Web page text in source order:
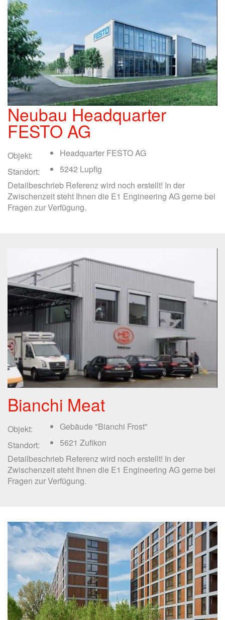
Neubau Headquarter
FESTO AG
Objekt:
Headquarter FESTO AG
Standort:
5242 Lupfig
Detailbeschrieb Referenz wird noch erstellt! In der
Zwischenzeit steht Ihnen die E1 Engineering AG gerne bei
Fragen zur Verfügung.
Bianchi Meat
Objekt:
Gebäude "Bianchi Frost"
Standort:
5621 Zufikon
Detailbeschrieb Referenz wird noch erstellt! In der
Zwischenzeit steht Ihnen die E1 Engineering AG gerne bei
Fragen zur Verfügung.